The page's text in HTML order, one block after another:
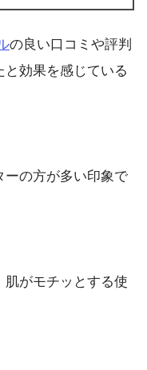
の良い口コミや評判
効果を感じている
ーの方が多い印象で
肌がモチッとする使